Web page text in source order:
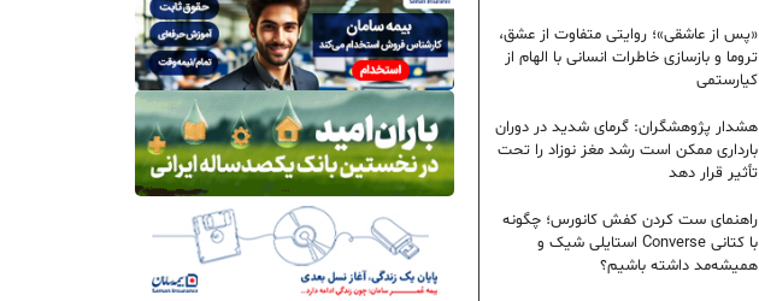
«پس از عاشقی»؛ روایتی متفاوت از عشق،
تروما و بازسازی خاطرات انسانی با الهام از
کیارستمی
هشدار پژوهشگران: گرمای شدید در دوران
بارداری ممکن است رشد مغز نوزاد را تحت
تأثیر قرار دهد
راهنمای ست کردن کفش کانورس؛ چگونه
با کتانی Converse استایلی شیک و
همیشه‌مد داشته باشیم؟